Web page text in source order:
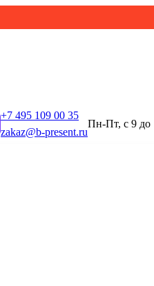
+7 495 109 00 35
zakaz@b-present.ru
Пн-Пт, с 9 до